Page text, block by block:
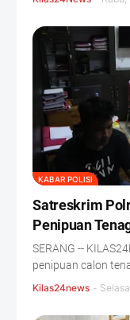
KABAR POLISI
Satreskrim
Penipuan
SERANG --
penipuan calon
Kilas24news -